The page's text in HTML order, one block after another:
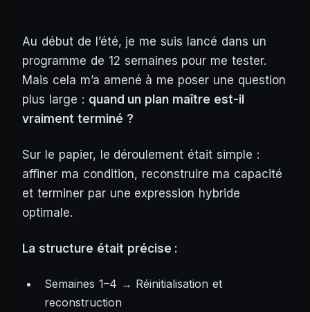
Au début de l’été, je me suis lancé dans un
programme de 12 semaines pour me tester.
Mais cela m’a amené à me poser une question
plus large : quand un plan maître est-il
vraiment terminé ?
Sur le papier, le déroulement était simple :
affiner ma condition, reconstruire ma capacité
et terminer par une expression hybride
optimale.
La structure était précise :
Semaines 1–4 → Réinitialisation et
reconstruction